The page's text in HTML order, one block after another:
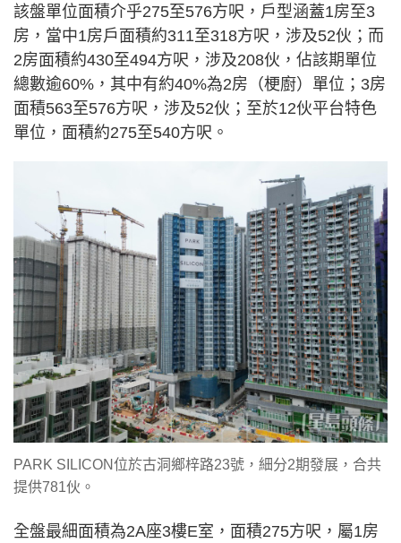
該盤單位面積介乎275至576方呎，戶型涵蓋1房至3
房，當中1房戶面積約311至318方呎，涉及52伙；而
2房面積約430至494方呎，涉及208伙，佔該期單位
總數逾60%，其中有約40%為2房（梗廚）單位；3房
面積563至576方呎，涉及52伙；至於12伙平台特色
單位，面積約275至540方呎。
PARK SILICON位於古洞鄉梓路23號，細分2期發展，合共
提供781伙。
全盤最細面積為2A座3樓E室，面積275方呎，屬1房